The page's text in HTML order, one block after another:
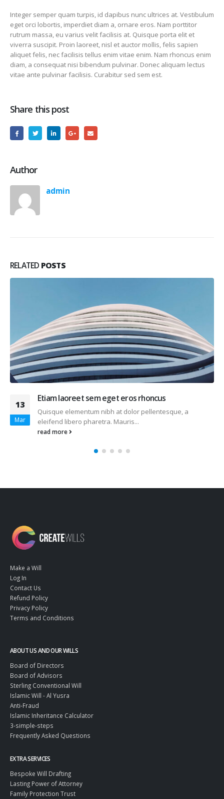
Integer semper quam turpis, id dapibus nunc ultrices at. Vestibulum
eget orci lobortis, imperdiet diam a, ornare eros. Nam porttitor
rutrum massa, eu varius velit facilisis at. Quisque porta elit et
viverra suscipit. Proin laoreet, nisl et auctor mollis, felis sapien
aliquet felis, nec facilisis tellus enim vitae enim. Nam rhoncus enim
diam, a consequat nisi bibendum pulvinar. Donec aliquam lectus
vitae ante pulvinar facilisis. Curabitur sed sem est.
Share this post
Author
admin
RELATED POSTS
sem eget eros rhoncus
nibh at dolor pellentesque, a
pharetra. Mauris...
Make a Will
Log In
Contact Us
Refund Policy
Privacy Policy
Terms and Conditions
ABOUT US AND OUR WILLS
Board of Directors
Board of Advisors
Sterling Conventional Will
Islamic Will - Al Yusra
Anti-Fraud
Islamic Inheritance Calculator
3-simple-steps
Frequently Asked Questions
EXTRA SERVICES
Bespoke Will Drafting
Lasting Power of Attorney
Family Protection Trust